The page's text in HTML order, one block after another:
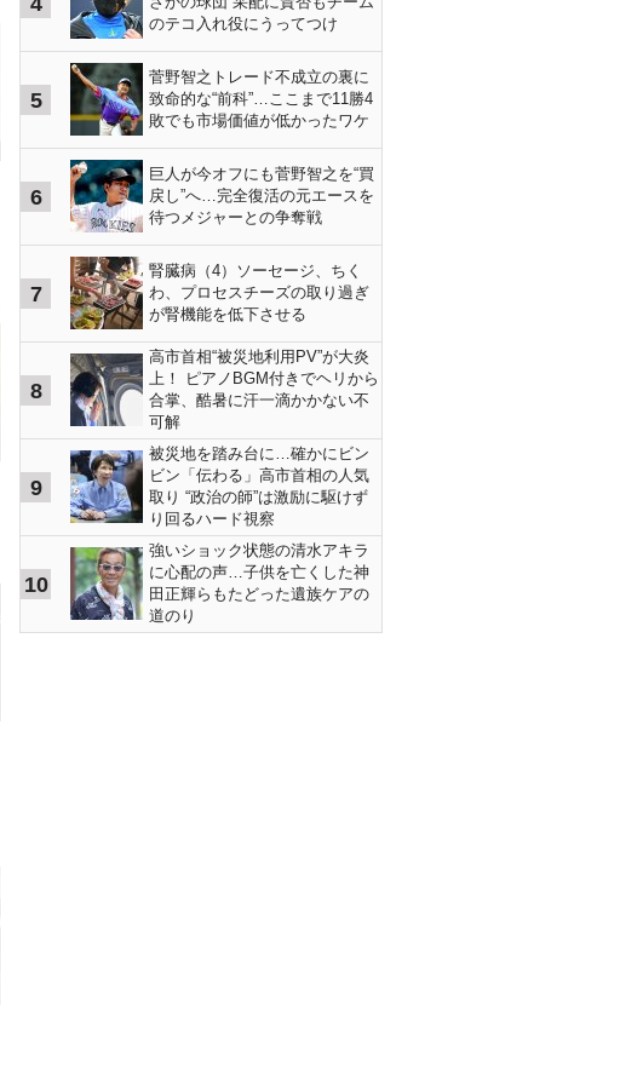
のテコ入れ役にうってつけ
5
菅野智之トレード不成立の裏に
致命的な“前科”…ここまで11勝4
敗でも市場価値が低かったワケ
6
巨人が今オフにも菅野智之を“買
戻し”へ…完全復活の元エースを
待つメジャーとの争奪戦
7
腎臓病（4）ソーセージ、ちく
わ、プロセスチーズの取り過ぎ
が腎機能を低下させる
8
高市首相“被災地利用PV”が大炎
上！ ピアノBGM付きでヘリから
合掌、酷暑に汗一滴かかない不
可解
9
被災地を踏み台に…確かにビン
ビン「伝わる」高市首相の人気
取り “政治の師”は激励に駆けず
り回るハード視察
10
強いショック状態の清水アキラ
に心配の声…子供を亡くした神
田正輝らもたどった遺族ケアの
道のり